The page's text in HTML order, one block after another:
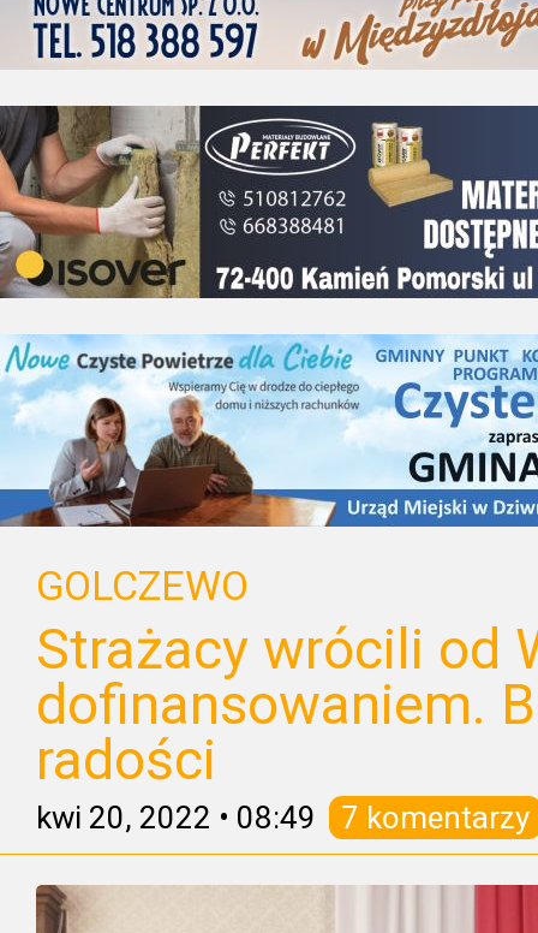
GOLCZEWO
Strażacy wrócili od
dofinansowaniem.
radości
kwi 20, 2022 • 08:49 7 komentarzy